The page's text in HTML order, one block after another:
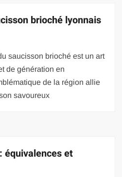
brioché lyonnais
saucisson brioché est un art
de génération en
de la région allie
savoureux
équivalences et